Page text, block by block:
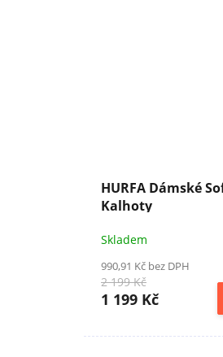
HURFA Dámské
Kalhoty
Skladem
990,91 Kč bez DPH
2 199 Kč
1 199 Kč